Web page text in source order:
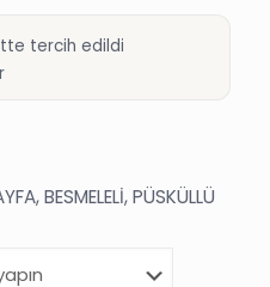
tercih edildi
BESMELELİ, PÜSKÜLLÜ